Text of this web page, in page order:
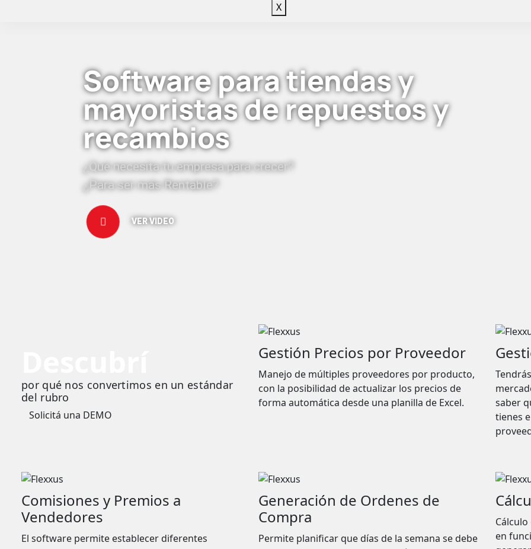
X
Software para tiendas y
mayoristas de repuestos y
recambios
¿Qué necesita tu empresa para crecer?
¿Para ser más Rentable?
VER VIDEO
por qué nos convertimos en un estándar
del rubro
Solicitá una DEMO
Gestión Precios por Proveedor
Manejo de múltiples proveedores por producto,
con la posibilidad de actualizar los precios de
forma automática desde una planilla de Excel.
saber
tienes
Comisiones y Premios a
Vendedores
El software permite establecer diferentes
Generación de Ordenes de
Compra
Permite planificar que días de la semana se debe
en